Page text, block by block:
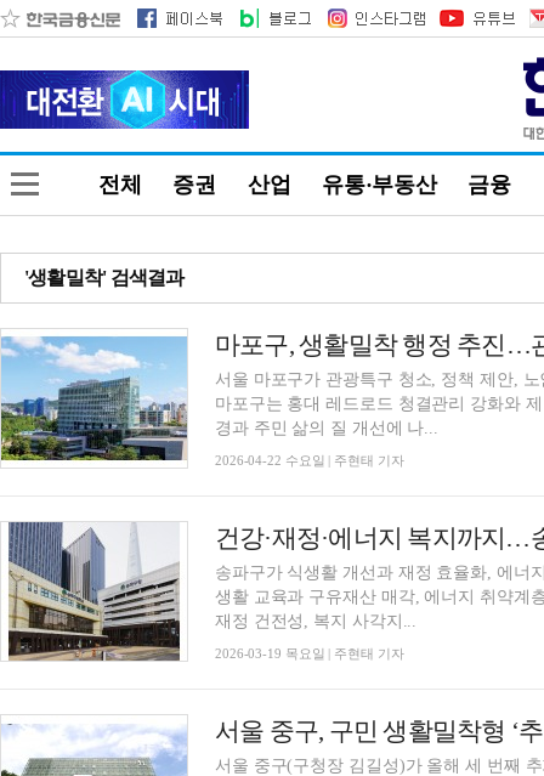
전체 증권 산업 유통·부동산 금융
'생활밀착' 검색결과
서울 마포구가 관광특구 청소, 정책 제안,
마포구는 홍대 레드로드 청결관리 강화와
경과 주민 삶의 질 개선에 나...
2026-04-22 수요일 | 주현태 기자
건강·재정·에너지 복지까지…
송파구가 식생활 개선과 재정 효율화, 에너
생활 교육과 구유재산 매각, 에너지 취약계
재정 건전성, 복지 사각지...
2026-03-19 목요일 | 주현태 기자
서울 중구(구청장 김길성)가 올해 세 번째